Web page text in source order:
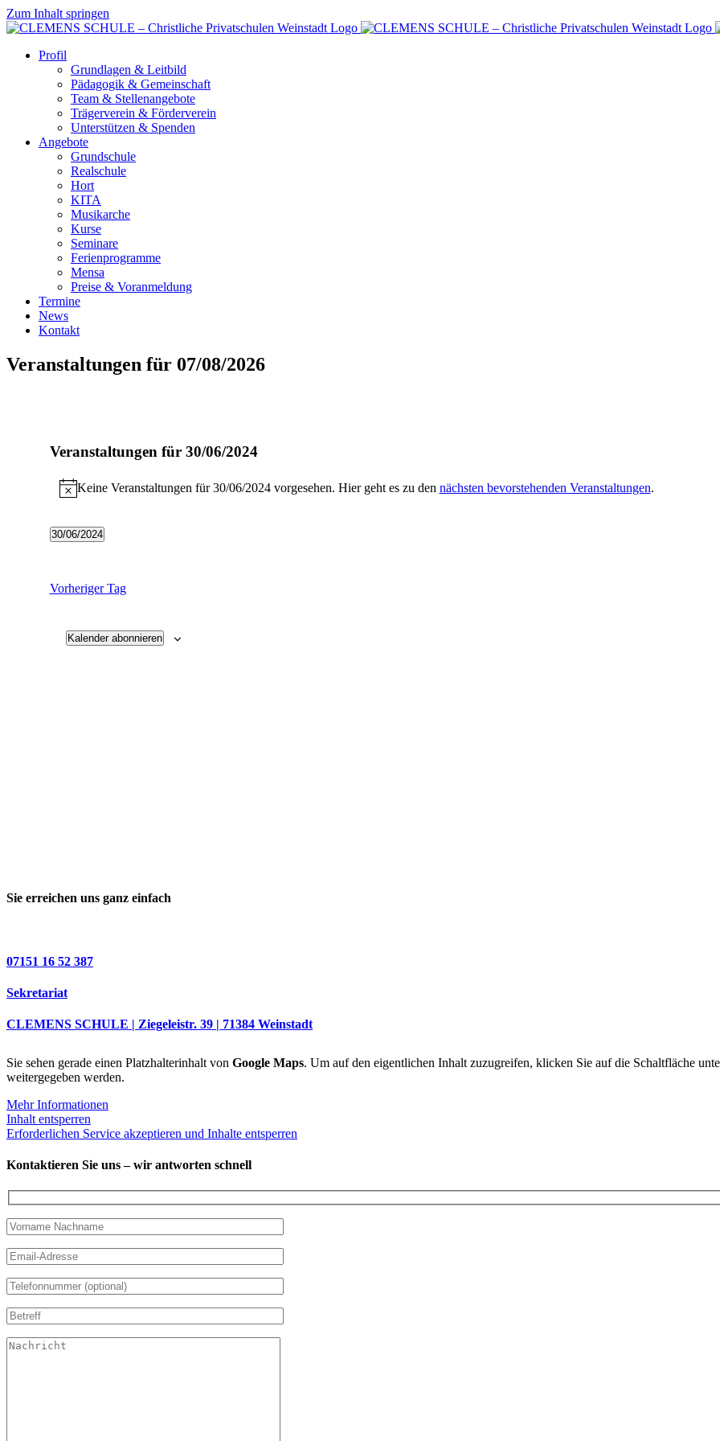
Zum Inhalt springen
Profil
Grundlagen & Leitbild
Pädagogik & Gemeinschaft
Team & Stellenangebote
Trägerverein & Förderverein
Unterstützen & Spenden
Angebote
Grundschule
Realschule
Hort
KITA
Musikarche
Kurse
Seminare
Ferienprogramme
Mensa
Preise & Voranmeldung
Termine
News
Kontakt
Veranstaltungen für 07/08/2026
Veranstaltungen für 30/06/2024
Hinweis
Keine Veranstaltungen für 30/06/2024 vorgesehen. Hier geht es zu den nächsten bevorstehenden Veranstaltungen.
30/06/2024
Vorheriger Tag
Kalender abonnieren
Sie erreichen uns ganz einfach
07151 16 52 387
Sekretariat
CLEMENS SCHULE | Ziegeleistr. 39 | 71384 Weinstadt
Sie sehen gerade einen Platzhalterinhalt von Google Maps. Um auf den eigentlichen Inhalt zuzugreifen, klicken Sie auf die Schaltfläche
weitergegeben werden.
Mehr Informationen
Inhalt entsperren
Erforderlichen Service akzeptieren und Inhalte entsperren
Kontaktieren Sie uns – wir antworten schnell